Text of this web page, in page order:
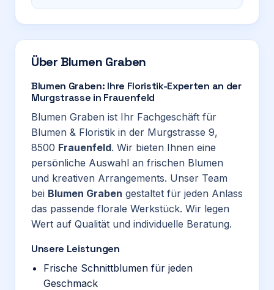
Über Blumen Graben
Blumen Graben: Ihre Floristik-Experten an der
Murgstrasse in Frauenfeld
Blumen Graben ist Ihr Fachgeschäft für
Blumen & Floristik in der Murgstrasse 9,
8500 Frauenfeld. Wir bieten Ihnen eine
persönliche Auswahl an frischen Blumen
und kreativen Arrangements. Unser Team
bei Blumen Graben gestaltet für jeden Anlass
das passende florale Werkstück. Wir legen
Wert auf Qualität und individuelle Beratung.
Unsere Leistungen
Frische Schnittblumen für jeden
Geschmack